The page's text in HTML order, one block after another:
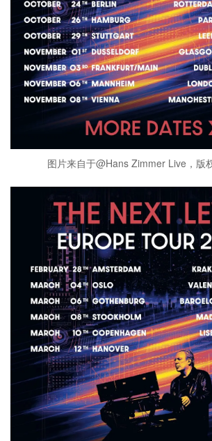
图片来自于@Hans Zimmer Live，版